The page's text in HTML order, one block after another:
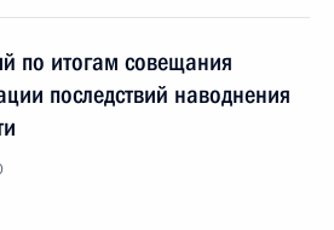
по итогам совещания
последствий наводнения